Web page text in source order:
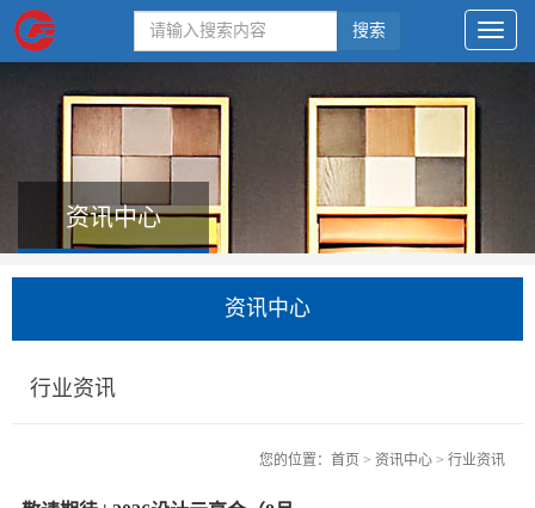
搜索
资讯中心
资讯中心
行业资讯
您的位置： 首页 > 资讯中心 > 行业资讯